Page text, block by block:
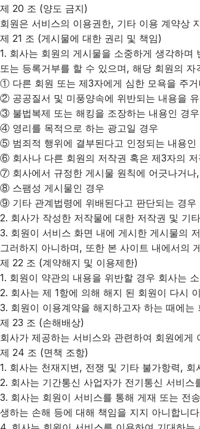
제 20 조 (양도 금지)
회원은 서비스의 이용권한, 기타 이용 계약상
제 21 조 (게시물에 대한 권리 및 책임)
1. 회사는 회원의 게시물을 소중하게 생각하
또는 등록거부를 할 수 있으며, 해당 회원의
① 다른 회원 또는 제3자에게 심한 모욕을 주
② 공공질서 및 미풍양속에 위반되는 내용을
③ 불법복제 또는 해킹을 조장하는 내용인 경우
④ 영리를 목적으로 하는 광고일 경우
⑤ 범죄적 행위에 결부된다고 인정되는 내용인
⑥ 회사나 다른 회원의 저작권 혹은 제3자의
⑦ 회사에서 규정한 게시물 원칙에 어긋나거
⑧ 스팸성 게시물인 경우
⑨ 기타 관계법령에 위배된다고 판단되는 경우
2. 회사가 작성한 저작물에 대한 저작권 및 기
3. 회원이 서비스 화면 내에 게시한 게시물의
그러하지 아니하며, 또한 본 사이트 내에서의
제 22 조 (계약해지 및 이용제한)
1. 회원이 약관의 내용을 위반할 경우 회사는
2. 회사는 제 1항에 의해 해지 된 회원이 다시
3. 회원이 이용계약을 해지하고자 하는 때에
제 23 조 (손해배상)
회사가 제공하는 서비스와 관련하여 회원에
제 24 조 (면책 조항)
1. 회사는 천재지변, 전쟁 및 기타 불가항력,
2. 회사는 기간통신 사업자가 전기통신 서비
3. 회사는 회원이 서비스를 통해 게재 또는 전
생하는 손해 등에 대해 책임을 지지 아니합니